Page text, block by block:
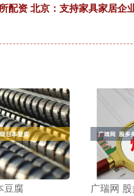
配资 北京：支持家具家居企
豆腐
广瑞网